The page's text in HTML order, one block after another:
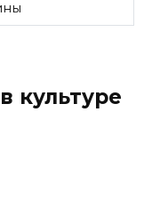
культуре